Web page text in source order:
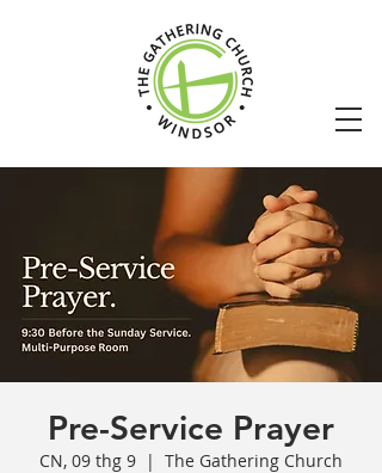
Pre-Service Prayer
CN, 09 thg 9
  |
The Gathering Church